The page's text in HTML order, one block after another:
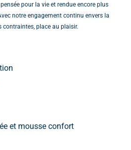
pour la vie et rendue encore plus
notre engagement continu envers la
contraintes, place au plaisir.
et mousse confort